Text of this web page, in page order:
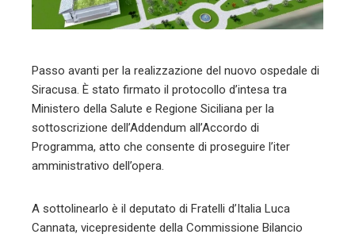
Passo avanti per la realizzazione del nuovo ospedale di
Siracusa. È stato firmato il protocollo d’intesa tra
Ministero della Salute e Regione Siciliana per la
sottoscrizione dell’Addendum all’Accordo di
Programma, atto che consente di proseguire l’iter
amministrativo dell’opera.
A sottolinearlo è il deputato di Fratelli d’Italia Luca
Cannata, vicepresidente della Commissione Bilancio